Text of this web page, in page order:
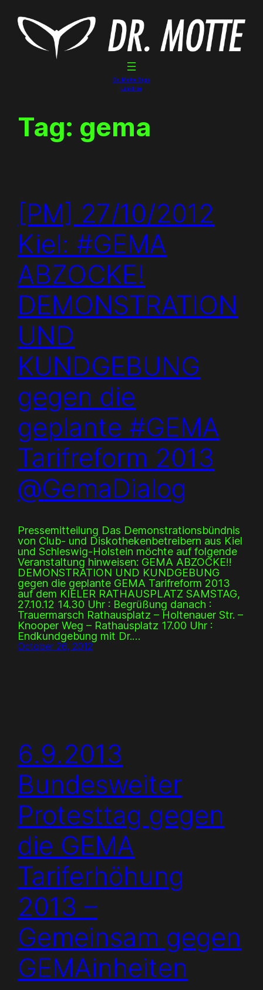
content
Dr. Motte Gigs
Linktree
Tag: gema
[PM] 27/10/2012
Kiel: #GEMA
ABZOCKE!
DEMONSTRATION
UND
KUNDGEBUNG
gegen die
geplante #GEMA
Tarifreform 2013
@GemaDialog
Pressemitteilung Das Demonstrationsbündnis
von Club- und Diskothekenbetreibern aus Kiel
und Schleswig-Holstein möchte auf folgende
Veranstaltung hinweisen: GEMA ABZOCKE!!
DEMONSTRATION UND KUNDGEBUNG
gegen die geplante GEMA Tarifreform 2013
auf dem KIELER RATHAUSPLATZ SAMSTAG,
27.10.12 14.30 Uhr : Begrüßung danach :
Trauermarsch Rathausplatz – Holtenauer Str. –
Knooper Weg – Rathausplatz 17.00 Uhr :
Endkundgebung mit Dr.…
October 26, 2012
6.9.2013
Bundesweiter
Protesttag gegen
die GEMA
Tariferhöhung
2013 –
Gemeinsam gegen
GEMAinheiten